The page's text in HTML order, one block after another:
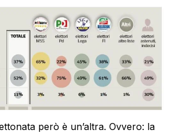
però è un’altra. Ovvero: la